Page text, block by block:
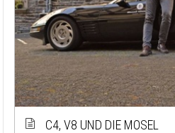
C4, V8 UND DIE MOSEL